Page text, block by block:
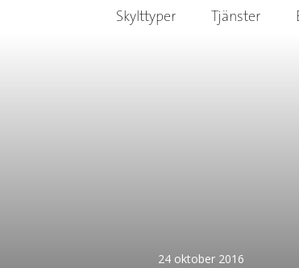
Skylttyper Tjänster
24 oktober 2016